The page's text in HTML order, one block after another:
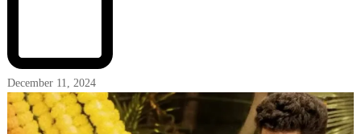
December 11, 2024